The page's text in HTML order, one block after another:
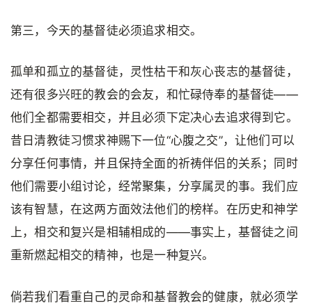
第三，今天的基督徒必须追求相交。
孤单和孤立的基督徒，灵性枯干和灰心丧志的基督徒，
还有很多兴旺的教会的会友，和忙碌侍奉的基督徒——
他们全都需要相交，并且必须下定决心去追求得到它。
昔日清教徒习惯求神赐下一位“心腹之交”，让他们可以
分享任何事情，并且保持全面的祈祷伴侣的关系；同时
他们需要小组讨论，经常聚集，分享属灵的事。我们应
该有智慧，在这两方面效法他们的榜样。在历史和神学
上，相交和复兴是相辅相成的——事实上，基督徒之间
重新燃起相交的精神，也是一种复兴。
倘若我们看重自己的灵命和基督教会的健康，就必须学